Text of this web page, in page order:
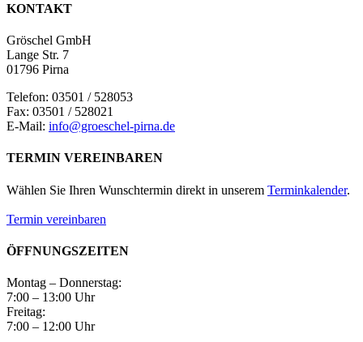
KONTAKT
Gröschel GmbH
Lange Str. 7
01796 Pirna
Telefon: 03501 / 528053
Fax: 03501 / 528021
E-Mail: info@groeschel-pirna.de
TERMIN VEREINBAREN
Wählen Sie Ihren Wunschtermin direkt in unserem Terminkalender.
Termin vereinbaren
ÖFFNUNGSZEITEN
Montag – Donnerstag:
7:00 – 13:00 Uhr
Freitag:
7:00 – 12:00 Uhr